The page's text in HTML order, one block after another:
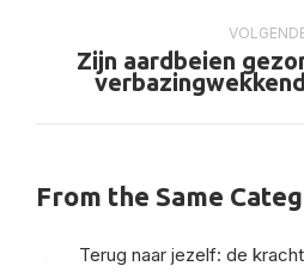
Zijn aardbeien
From the Same
Terug naar jezelf: de